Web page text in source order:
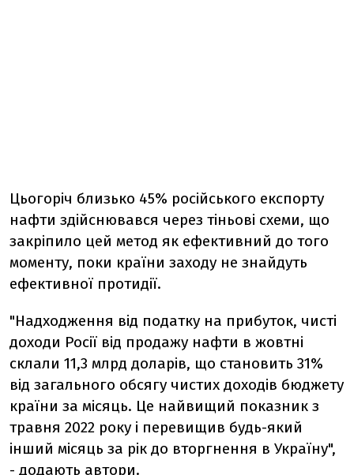
Цьогоріч близько 45% російського експорту
нафти здійснювався через тіньові схеми, що
закріпило цей метод як ефективний до того
моменту, поки країни заходу не знайдуть
ефективної протидії.
"Надходження від податку на прибуток, чисті
доходи Росії від продажу нафти в жовтні
склали 11,3 млрд доларів, що становить 31%
від загального обсягу чистих доходів бюджету
країни за місяць. Це найвищий показник з
травня 2022 року і перевищив будь-який
інший місяць за рік до вторгнення в Україну",
- додають автори.